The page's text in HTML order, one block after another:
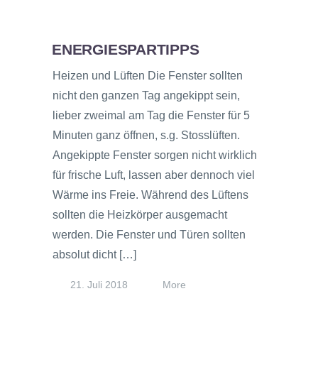
ENERGIESPARTIPPS
Heizen und Lüften Die Fenster sollten
nicht den ganzen Tag angekippt sein,
lieber zweimal am Tag die Fenster für 5
Minuten ganz öffnen, s.g. Stosslüften.
Angekippte Fenster sorgen nicht wirklich
für frische Luft, lassen aber dennoch viel
Wärme ins Freie. Während des Lüftens
sollten die Heizkörper ausgemacht
werden. Die Fenster und Türen sollten
absolut dicht […]
21. Juli 2018 More